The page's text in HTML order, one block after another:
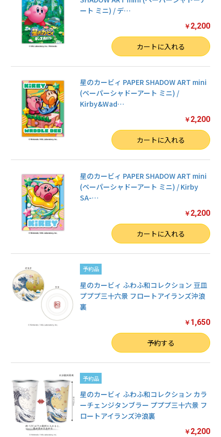
ート ミニ) / デ…
￥ 2,200
カートに入れる
星のカービィ PAPER SHADOW ART mini
(ペーパーシャドーアート ミニ) /
Kirby&Wad…
￥ 2,200
カートに入れる
星のカービィ PAPER SHADOW ART mini
(ペーパーシャドーアート ミニ) / Kirby
SA-…
￥ 2,200
カートに入れる
予約品
星のカービィ ふわふ和コレクション 豆皿
プププ三十六景 フロートアイランズ沖浪
裏
￥ 1,650
予約する
予約品
星のカービィ ふわふ和コレクション カラ
ーチェンジタンブラー プププ三十六景 フ
ロートアイランズ沖浪裏
￥ 2,200